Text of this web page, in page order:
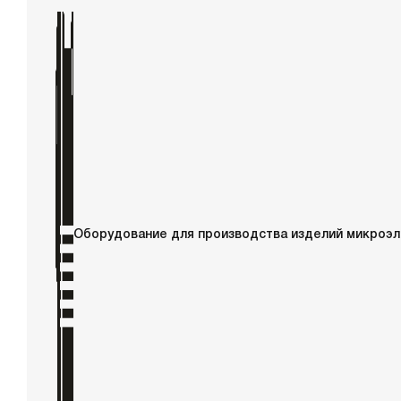
Оборудование для производства изделий